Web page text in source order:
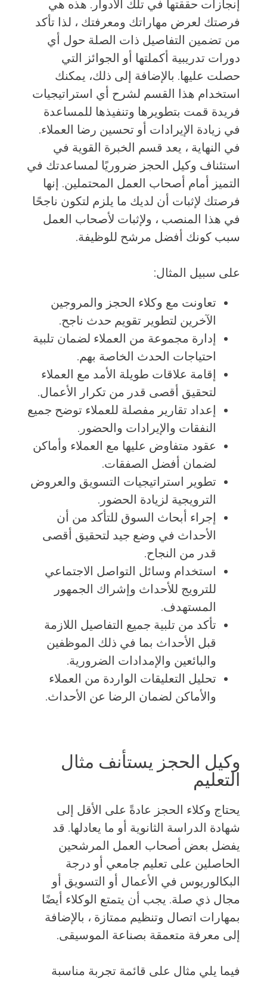
إنجازات حققتها في تلك الأدوار. هذه هي
فرصتك لعرض مهاراتك ومعرفتك ، لذا تأكد
من تضمين التفاصيل ذات الصلة حول أي
دورات تدريبية أكملتها أو الجوائز التي
حصلت عليها. بالإضافة إلى ذلك، يمكنك
استخدام هذا القسم لشرح أي استراتيجيات
فريدة قمت بتطويرها وتنفيذها للمساعدة
في زيادة الإيرادات أو تحسين رضا العملاء.
في النهاية ، يعد قسم الخبرة القوية في
استئناف وكيل الحجز ضروريًا لمساعدتك في
التميز أمام أصحاب العمل المحتملين. إنها
فرصتك لإثبات أن لديك ما يلزم لتكون ناجحًا
في هذا المنصب ، ولإثبات لأصحاب العمل
سبب كونك أفضل مرشح للوظيفة.
على سبيل المثال:
تعاونت مع وكلاء الحجز والمروجين
الآخرين لتطوير تقويم حدث ناجح.
إدارة مجموعة من العملاء لضمان تلبية
احتياجات الحدث الخاصة بهم.
إقامة علاقات طويلة الأمد مع العملاء
لتحقيق أقصى قدر من تكرار الأعمال.
إعداد تقارير مفصلة للعملاء توضح جميع
النفقات والإيرادات والحضور.
عقود متفاوض عليها مع العملاء وأماكن
لضمان أفضل الصفقات.
تطوير استراتيجيات التسويق والعروض
الترويجية لزيادة الحضور.
إجراء أبحاث السوق للتأكد من أن
الأحداث في وضع جيد لتحقيق أقصى
قدر من النجاح.
استخدام وسائل التواصل الاجتماعي
للترويج للأحداث وإشراك الجمهور
المستهدف.
تأكد من تلبية جميع التفاصيل اللازمة
قبل الأحداث بما في ذلك الموظفين
والبائعين والإمدادات الضرورية.
تحليل التعليقات الواردة من العملاء
والأماكن لضمان الرضا عن الأحداث.
وكيل الحجز يستأنف مثال
التعليم
يحتاج وكلاء الحجز عادةً على الأقل إلى
شهادة الدراسة الثانوية أو ما يعادلها. قد
يفضل بعض أصحاب العمل المرشحين
الحاصلين على تعليم جامعي أو درجة
البكالوريوس في الأعمال أو التسويق أو
مجال ذي صلة. يجب أن يتمتع الوكلاء أيضًا
بمهارات اتصال وتنظيم ممتازة ، بالإضافة
إلى معرفة متعمقة بصناعة الموسيقى.
فيما يلي مثال على قائمة تجربة مناسبة